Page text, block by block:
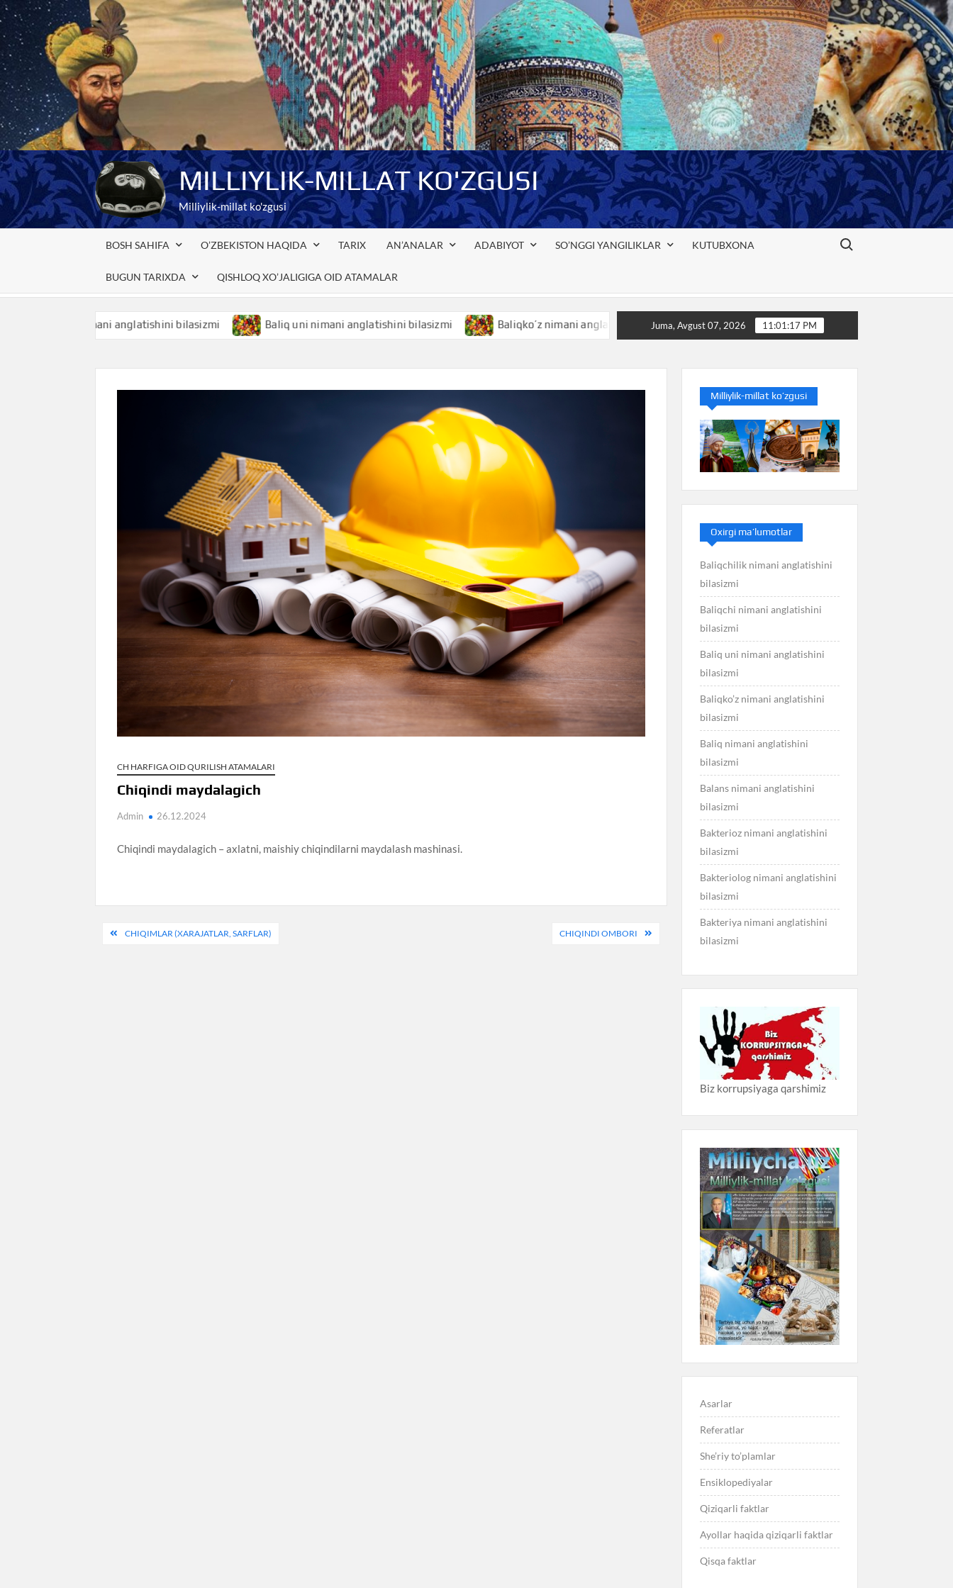
Skip
to
content
MILLIYLIK-MILLAT KO'ZGUSI
Milliylik-millat ko'zgusi
BOSH SAHIFA O’ZBEKISTON HAQIDA TARIX AN’ANALAR ADABIYOT SO’NGGI YANGILIKLAR KUTUBXONA
BUGUN TARIXDA QISHLOQ XO’JALIGIGA OID ATAMALAR
Search for:
nimani anglatishini bilasizmi Baliq uni nimani anglatishini bilasizmi Baliqko’z nimani anglatishini bilasizmi Baliq nimani anglatishini bilasizmi
Juma, Avgust 07, 2026 11:01:18 PM
CH HARFIGA OID QURILISH ATAMALARI
Chiqindi maydalagich
Admin 26.12.2024
Chiqindi maydalagich – axlatni, maishiy chiqindilarni maydalash mashinasi.
PostCHIQIMLAR (XARAJATLAR, SARFLAR) CHIQINDI OMBORI
Milliylik-millat ko’zgusi
Oxirgi ma’lumotlar
Baliqchilik nimani anglatishini
bilasizmi
Baliqchi nimani anglatishini
bilasizmi
Baliq uni nimani anglatishini
bilasizmi
Baliqko’z nimani anglatishini
bilasizmi
Baliq nimani anglatishini
bilasizmi
Balans nimani anglatishini
bilasizmi
Bakterioz nimani anglatishini
bilasizmi
Bakteriolog nimani anglatishini
bilasizmi
Bakteriya nimani anglatishini
bilasizmi
Biz korrupsiyaga qarshimiz
Asarlar
Referatlar
She’riy to’plamlar
Ensiklopediyalar
Qiziqarli faktlar
Ayollar haqida qiziqarli faktlar
Qisqa faktlar